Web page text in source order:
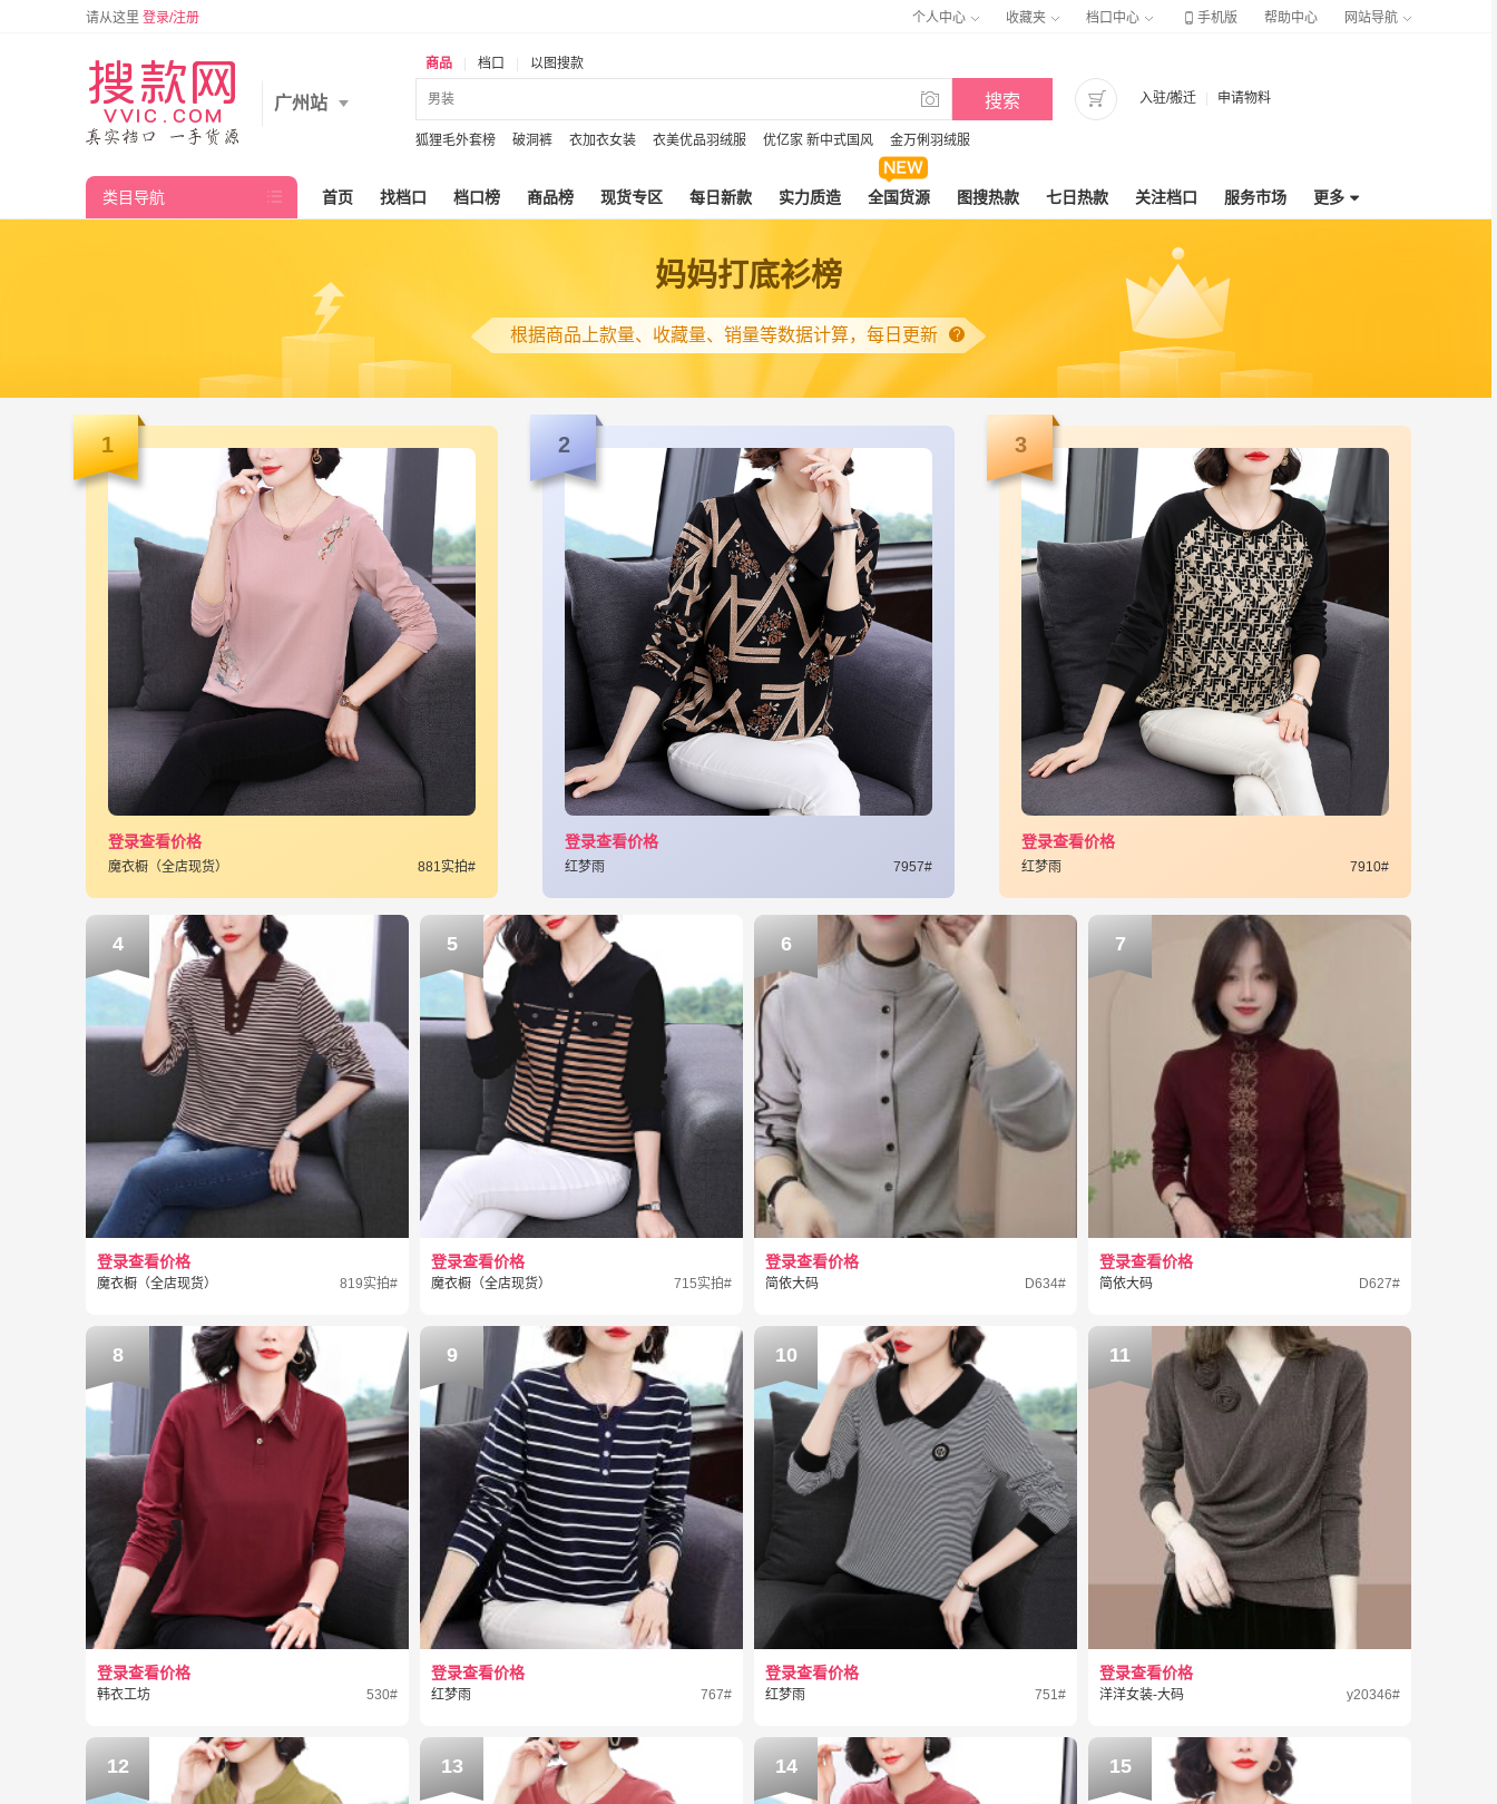
请从这里 登录/注册 个人中心 收藏夹 档口中心  手机版 帮助中心 网站导航
广州站
商品 档口 以图搜款
 搜索  入驻/搬迁 申请物料
狐狸毛外套榜 破洞裤 衣加衣女装 衣美优品羽绒服 优亿家 新中式国风 金万俐羽绒服

类目导航 首页 找档口 档口榜 商品榜 现货专区 每日新款 实力质造 全国货源 图搜热款 七日热款 关注档口 服务市场 更多 
妈妈打底衫榜
根据商品上款量、收藏量、销量等数据计算，每日更新
登录查看价格
魔衣橱（全店现货） 881实拍#
1
登录查看价格
红梦雨 7957#
2
登录查看价格
红梦雨 7910#
3
登录查看价格
魔衣橱（全店现货） 819实拍#
4
登录查看价格
魔衣橱（全店现货） 715实拍#
5
登录查看价格
简依大码 D634#
6
登录查看价格
简依大码 D627#
7
登录查看价格
韩衣工坊 530#
8
登录查看价格
红梦雨 767#
9
登录查看价格
红梦雨 751#
10
登录查看价格
洋洋女装-大码 y20346#
11
12 13 14 15